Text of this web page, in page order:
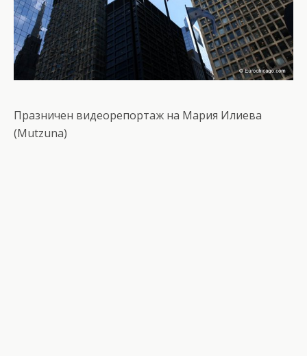
Празничен видеорепортаж на Мария Илиева
(Mutzuna)